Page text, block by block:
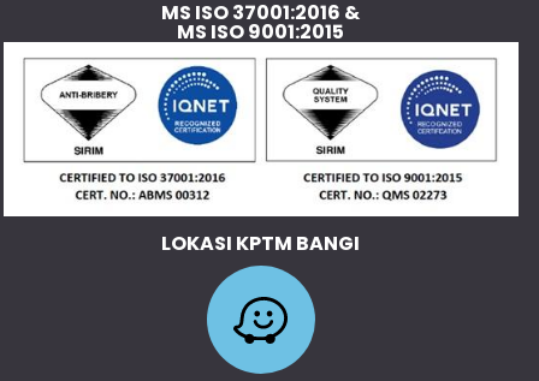
MS ISO 37001:2016 &
MS ISO 9001:2015
LOKASI KPTM BANGI